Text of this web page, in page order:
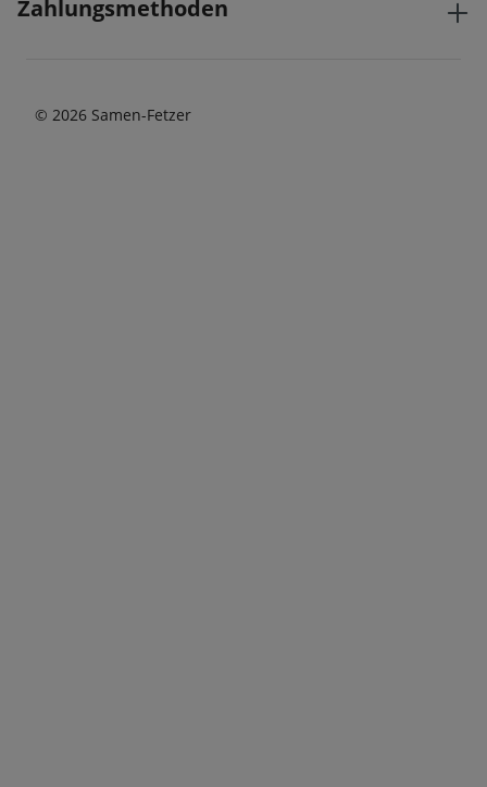
haben.
Zahlungsmethoden
© 2026 Samen-Fetzer